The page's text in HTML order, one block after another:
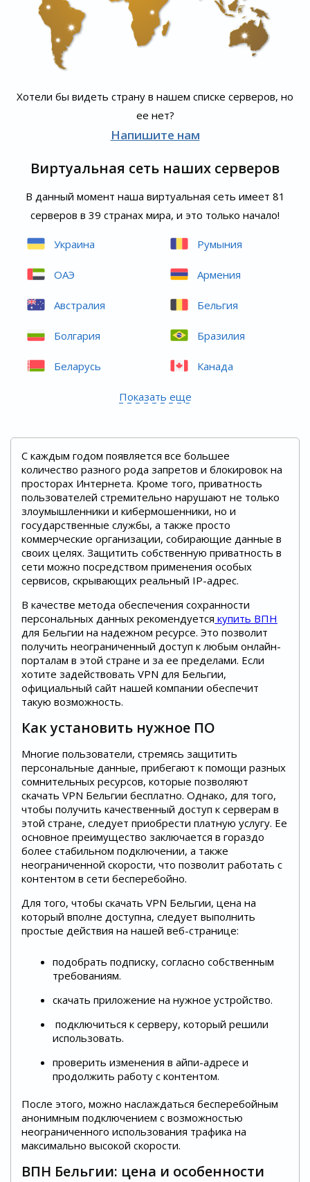
Хотели бы видеть страну в нашем списке серверов, но
ее нет?
Напишите нам
Виртуальная сеть наших серверов
В данный момент наша виртуальная сеть имеет 81
серверов в 39 странах мира, и это только начало!
Украина Румыния
ОАЭ Армения
Австралия Бельгия
Болгария Бразилия
Беларусь Канада
Показать еще
С каждым годом появляется все большее
количество разного рода запретов и блокировок на
просторах Интернета. Кроме того, приватность
пользователей стремительно нарушают не только
злоумышленники и кибермошенники, но и
государственные службы, а также просто
коммерческие организации, собирающие данные в
своих целях. Защитить собственную приватность в
сети можно посредством применения особых
сервисов, скрывающих реальный IP-адрес.
В качестве метода обеспечения сохранности
персональных данных рекомендуется купить ВПН
для Бельгии на надежном ресурсе. Это позволит
получить неограниченный доступ к любым онлайн-
порталам в этой стране и за ее пределами. Если
хотите задействовать VPN для Бельгии,
официальный сайт нашей компании обеспечит
такую возможность.
Как установить нужное ПО
Многие пользователи, стремясь защитить
персональные данные, прибегают к помощи разных
сомнительных ресурсов, которые позволяют
скачать VPN Бельгии бесплатно. Однако, для того,
чтобы получить качественный доступ к серверам в
этой стране, следует приобрести платную услугу. Ее
основное преимущество заключается в гораздо
более стабильном подключении, а также
неограниченной скорости, что позволит работать с
контентом в сети бесперебойно.
Для того, чтобы скачать VPN Бельгии, цена на
который вполне доступна, следует выполнить
простые действия на нашей веб-странице:
подобрать подписку, согласно собственным
требованиям.
скачать приложение на нужное устройство.
подключиться к серверу, который решили
использовать.
проверить изменения в айпи-адресе и
продолжить работу с контентом.
После этого, можно наслаждаться бесперебойным
анонимным подключением с возможностью
неограниченного использования трафика на
максимально высокой скорости.
ВПН Бельгии: цена и особенности